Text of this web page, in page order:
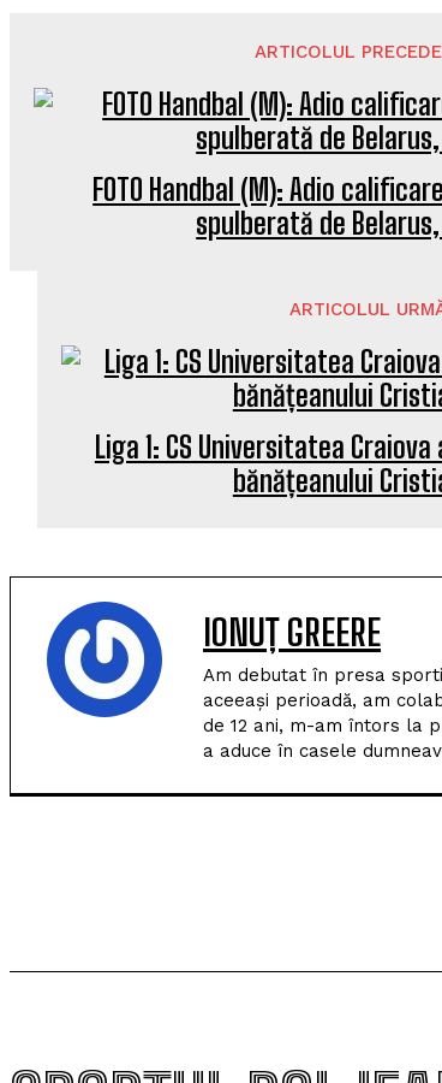
ARTICOLUL
FOTO Handbal (M): Adio
spulberată de
ARTICOLUL
Liga 1: CS Universitatea
bănățeanului
IONUȚ GREERE
Am debutat în presa
aceeași perioadă, am
de 12 ani, m-am întors la
a aduce în casele